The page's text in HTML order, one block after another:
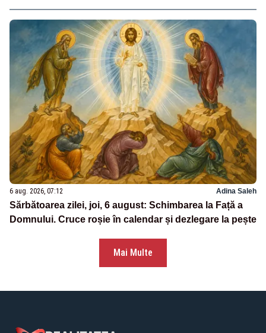
6 aug. 2026, 07:12 Adina Saleh
Sărbătoarea zilei, joi, 6 august: Schimbarea la Față a
Domnului. Cruce roșie în calendar și dezlegare la pește
Mai Multe